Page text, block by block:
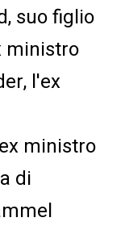
suo figlio
ministro
l'ex
ministro
di